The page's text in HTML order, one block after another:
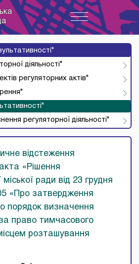
Toggle
navigation
діяльності"
регуляторних актів"
регуляторної діяльності"
відстеження
«Рішення
міської ради від 23 грудня
«Про затвердження
порядок визначення
право тимчасового
розташування